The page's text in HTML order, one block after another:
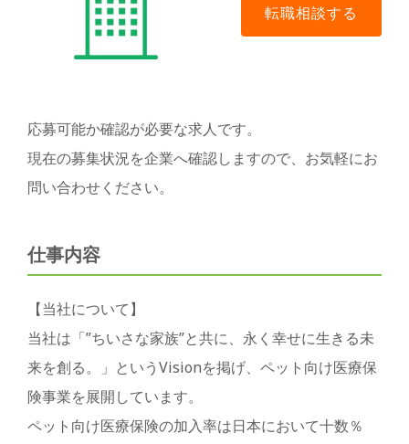
応募可能か確認が必要な求人です。
現在の募集状況を企業へ確認しますので、お気軽にお
問い合わせください。
仕事内容
【当社について】
当社は「”ちいさな家族”と共に、永く幸せに生きる未
来を創る。」というVisionを掲げ、ペット向け医療保
険事業を展開しています。
ペット向け医療保険の加入率は日本において十数％